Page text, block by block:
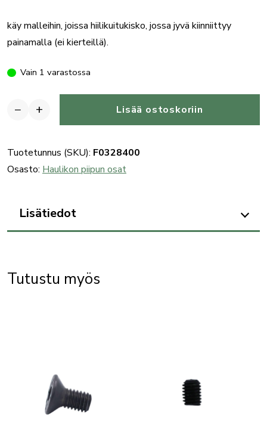
käy malleihin, joissa hiilikuitukisko, jossa jyvä kiinniittyy
painamalla (ei kierteillä).
Vain 1 varastossa
−
hiilikuitukiskoon,
vihreä
+ Lisää ostoskoriin
Tuotetunnus (SKU): F0328400
Osasto: Haulikon piipun osat
Lisätiedot
Tutustu myös